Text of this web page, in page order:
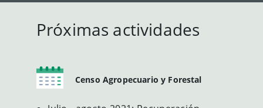
Próximas actividades
Censo Agropecuario y Forestal